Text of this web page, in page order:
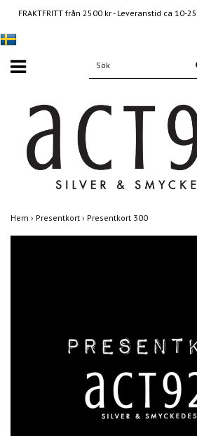
FRAKTFRITT från 2500 kr - Leveranstid ca 10-
Hem › Presentkort › Presentkort 300